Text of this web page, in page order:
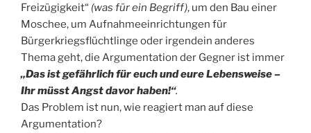
Freizügigkeit“ (was für ein Begriff), um den Bau einer
Moschee, um Aufnahmeeinrichtungen für
Bürgerkriegsflüchtlinge oder irgendein anderes
Thema geht, die Argumentation der Gegner ist immer
„Das ist gefährlich für euch und eure Lebensweise –
Ihr müsst Angst davor haben!“.
Das Problem ist nun, wie reagiert man auf diese
Argumentation?